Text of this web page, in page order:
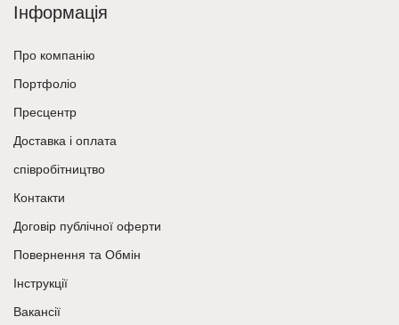
Інформація
Про компанію
Портфоліо
Пресцентр
Доставка і оплата
співробітництво
Контакти
Договір публічної оферти
Повернення та Обмін
Інструкції
Вакансії